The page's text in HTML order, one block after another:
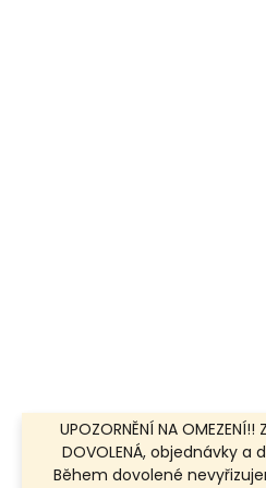
UPOZORNĚNÍ NA
DOVOLENÁ, objednávky a
Během dovolené